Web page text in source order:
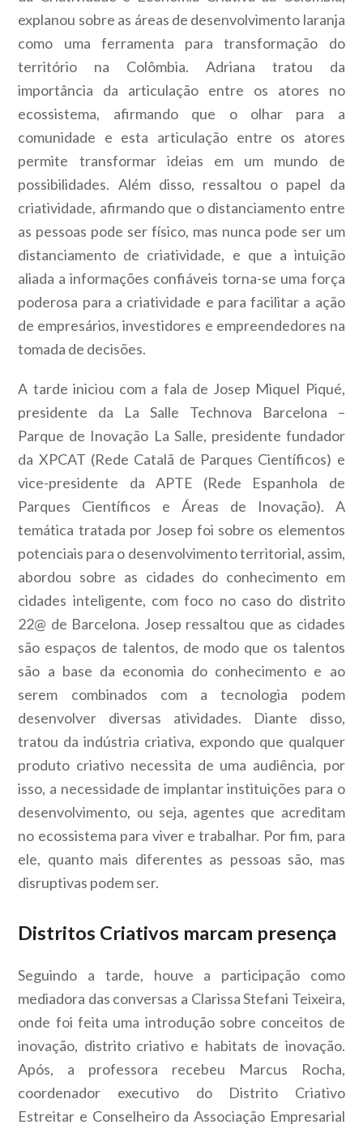
explanou sobre as áreas de desenvolvimento laranja
como uma ferramenta para transformação do
território na Colômbia. Adriana tratou da
importância da articulação entre os atores no
ecossistema, afirmando que o olhar para a
comunidade e esta articulação entre os atores
permite transformar ideias em um mundo de
possibilidades. Além disso, ressaltou o papel da
criatividade, afirmando que o distanciamento entre
as pessoas pode ser físico, mas nunca pode ser um
distanciamento de criatividade, e que a intuição
aliada a informações confiáveis torna-se uma força
poderosa para a criatividade e para facilitar a ação
de empresários, investidores e empreendedores na
tomada de decisões.
A tarde iniciou com a fala de Josep Miquel Piqué,
presidente da La Salle Technova Barcelona –
Parque de Inovação La Salle, presidente fundador
da XPCAT (Rede Catalã de Parques Científicos) e
vice-presidente da APTE (Rede Espanhola de
Parques Científicos e Áreas de Inovação). A
temática tratada por Josep foi sobre os elementos
potenciais para o desenvolvimento territorial, assim,
abordou sobre as cidades do conhecimento em
cidades inteligente, com foco no caso do distrito
22@ de Barcelona. Josep ressaltou que as cidades
são espaços de talentos, de modo que os talentos
são a base da economia do conhecimento e ao
serem combinados com a tecnologia podem
desenvolver diversas atividades. Diante disso,
tratou da indústria criativa, expondo que qualquer
produto criativo necessita de uma audiência, por
isso, a necessidade de implantar instituições para o
desenvolvimento, ou seja, agentes que acreditam
no ecossistema para viver e trabalhar. Por fim, para
ele, quanto mais diferentes as pessoas são, mas
disruptivas podem ser.
Distritos Criativos marcam presença
Seguindo a tarde, houve a participação como
mediadora das conversas a Clarissa Stefani Teixeira,
onde foi feita uma introdução sobre conceitos de
inovação, distrito criativo e habitats de inovação.
Após, a professora recebeu Marcus Rocha,
coordenador executivo do Distrito Criativo
Estreitar e Conselheiro da Associação Empresarial